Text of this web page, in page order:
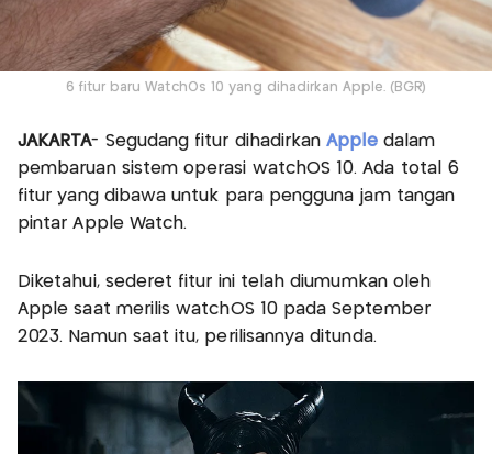
6 fitur baru WatchOs 10 yang dihadirkan Apple. (BGR)
JAKARTA- Segudang fitur dihadirkanApple dalam
pembaruan sistem operasi watchOS 10. Ada total 6
fitur yang dibawa untuk para pengguna jam tangan
pintar Apple Watch.
Diketahui, sederet fitur ini telah diumumkan oleh
Apple saat merilis watchOS 10 pada September
2023. Namun saat itu, perilisannya ditunda.